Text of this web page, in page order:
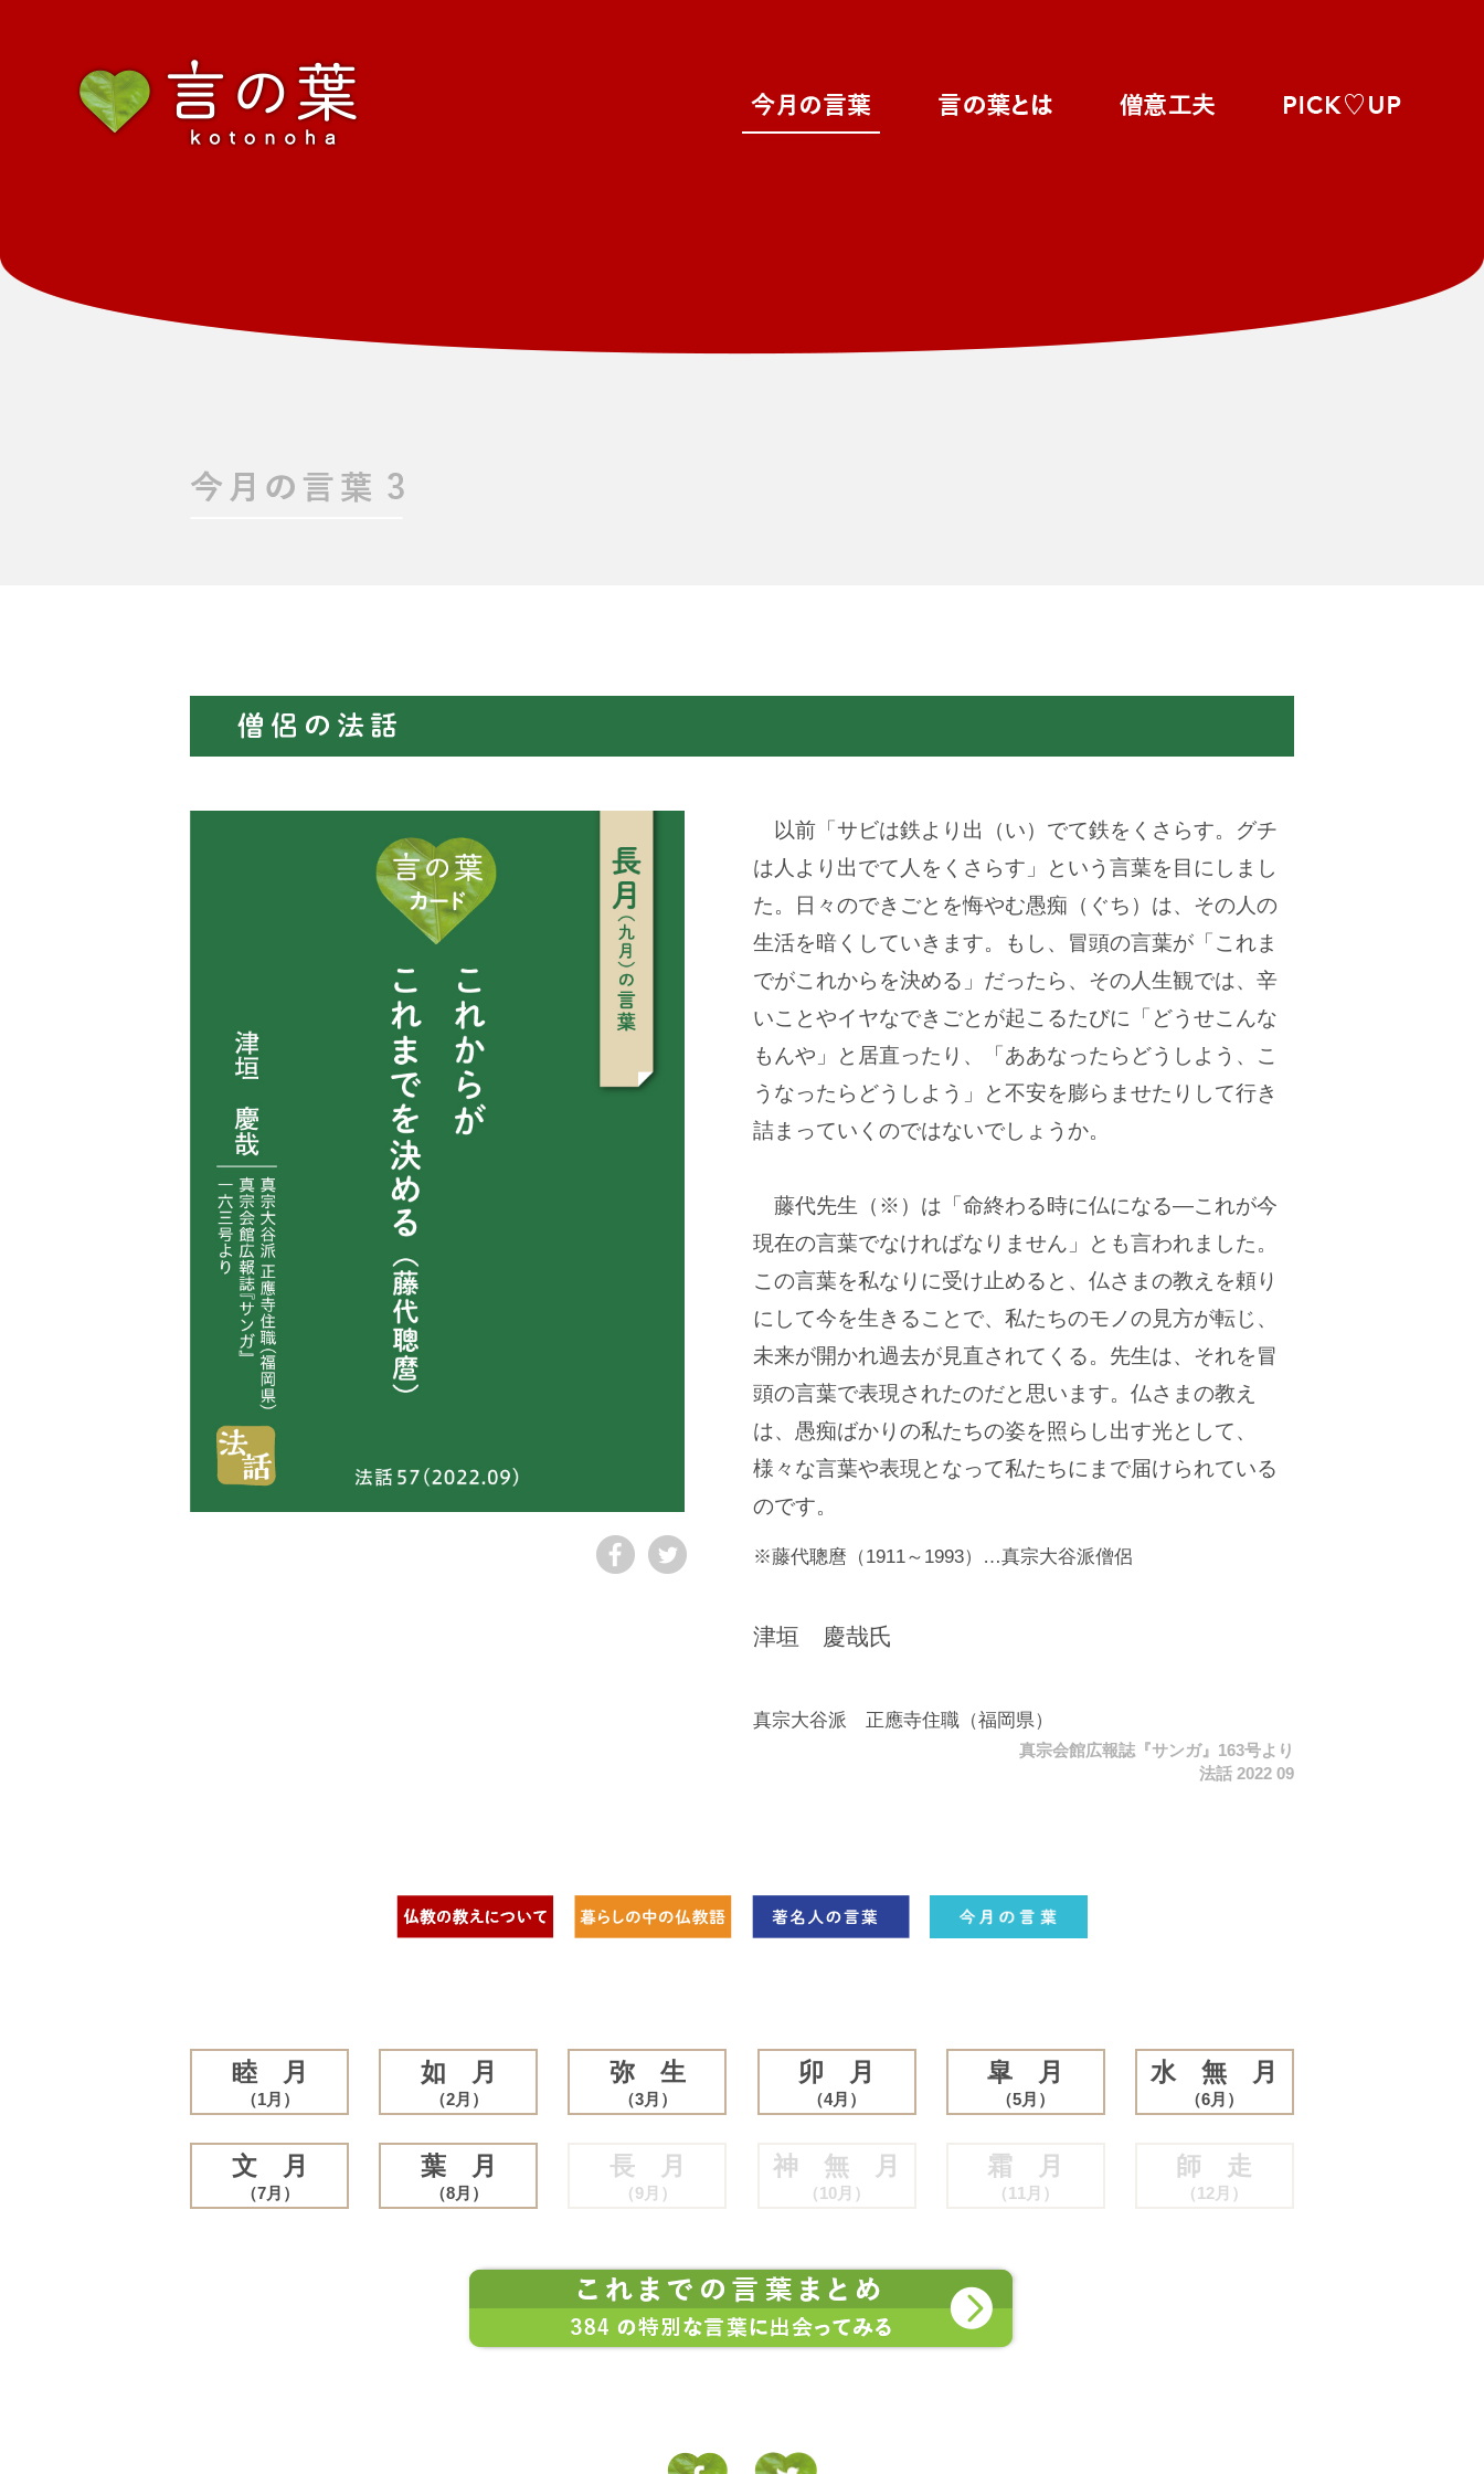
以前「サビは鉄より出（い）でて鉄をくさらす。グチ
は人より出でて人をくさらす」という言葉を目にしまし
た。日々のできごとを悔やむ愚痴（ぐち）は、その人の
生活を暗くしていきます。もし、冒頭の言葉が「これま
でがこれからを決める」だったら、その人生観では、辛
いことやイヤなできごとが起こるたびに「どうせこんな
もんや」と居直ったり、「ああなったらどうしよう、こ
うなったらどうしよう」と不安を膨らませたりして行き
詰まっていくのではないでしょうか。
藤代先生（※）は「命終わる時に仏になる―これが今
現在の言葉でなければなりません」とも言われました。
この言葉を私なりに受け止めると、仏さまの教えを頼り
にして今を生きることで、私たちのモノの見方が転じ、
未来が開かれ過去が見直されてくる。先生は、それを冒
頭の言葉で表現されたのだと思います。仏さまの教え
は、愚痴ばかりの私たちの姿を照らし出す光として、
様々な言葉や表現となって私たちにまで届けられている
のです。
藤代聰麿（1911～1993） 真宗大谷派僧侶
津垣 慶哉氏
真宗大谷派 正應寺住職（福岡県）
真宗会館広報誌『サンガ』163号より
法話 2022 09
睦 月
（1月）
如 月
（2月）
弥 生
（3月）
卯 月
（4月）
皐 月
（5月）
水 無 月
（6月）
文 月
（7月）
葉 月
（8月）
長 月
（9月）
神 無 月
（10月）
霜 月
（11月）
師 走
（12月）